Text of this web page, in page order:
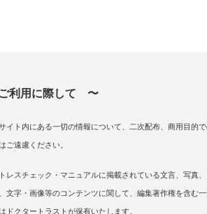
利用に際して 〜
ト内にある一切の情報について、二次配布、商用目的
ご遠慮ください。
スチェック・マニュアルに掲載されている文言、写真、
文字・画像等のコンテンツに関して、編集著作権を含む一
ドクタートラストが保有いたします。